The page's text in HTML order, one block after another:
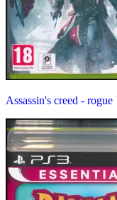
Assassin's creed - rogue